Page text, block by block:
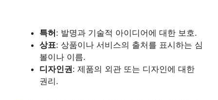
특허: 발명과 기술적 아이디어에 대한 보호.
상표: 상품이나 서비스의 출처를 표시하는 심
볼이나 이름.
디자인권: 제품의 외관 또는 디자인에 대한
권리.